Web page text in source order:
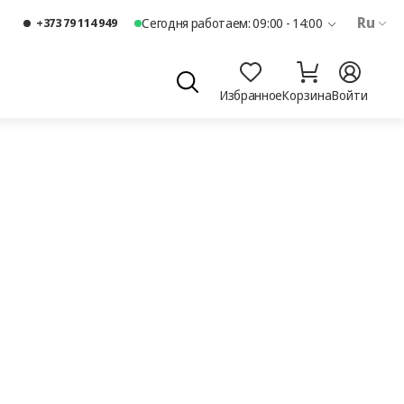
+373 79 114 949 Сегодня работаем: 09:00 - 14:00 Ru
ИзбранноеКорзинаВойти